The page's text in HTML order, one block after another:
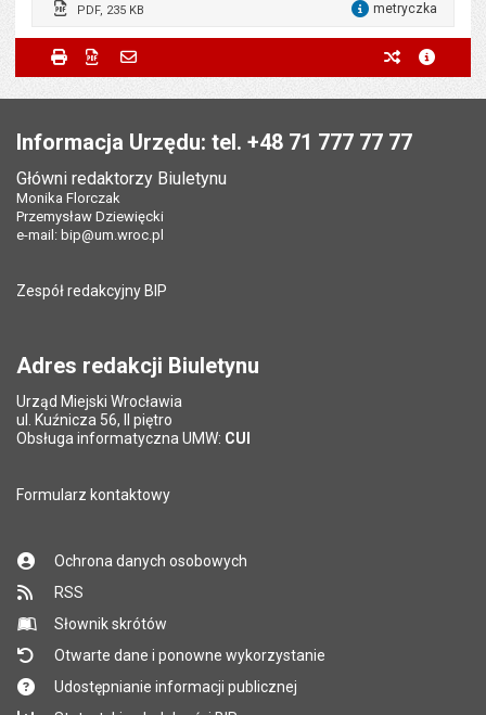
PDF, 235 KB metryczka
Wytworzył:
Przewodnicząca Miejskiej
Komisji Wyborczej
Data wytworzenia:
10.04.2024
Opublikował w BIP:
Justyna Gaczyńska
Data opublikowania:
Liczba pobrań:
Metryczka
Odpowiedzialny za treść:
Ostatnio zaktualizował:
Data ostatniej aktualizacji:
Powiadom znajomego
Powiadom znajomego
Twoje imię i nazwisko
Twój adres e-mail Pole wymagane
Tytuł e-mailaPole wymagane
*
Adres e-mail znajomego
Pytanie antyspamowe
*
Pole wymagane
Drukuj Zapisz do PDF poprzednie
Informacja Urzędu: tel. +48 71 777 77 77
Główni redaktorzy Biuletynu
Monika Florczak
Przemysław Dziewięcki
e-mail: bip@um.wroc.pl
Zespół redakcyjny BIP
Adres redakcji Biuletynu
Urząd Miejski Wrocławia
ul. Kuźnicza 56, II piętro
Obsługa informatyczna UMW: CUI
Formularz kontaktowy
Ochrona danych osobowych
RSS
Słownik skrótów
Otwarte dane i ponowne wykorzystanie
Udostępnianie informacji publicznej